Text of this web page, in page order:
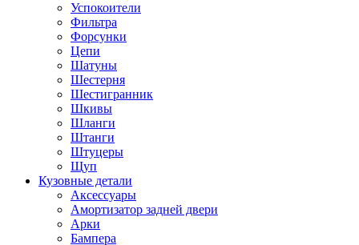
Успокоители
Фильтра
Форсунки
Цепи
Шатуны
Шестерня
Шестигранник
Шкивы
Шланги
Штанги
Штуцеры
Щуп
Кузовные детали
Аксессуары
Амортизатор задней двери
Арки
Бампера